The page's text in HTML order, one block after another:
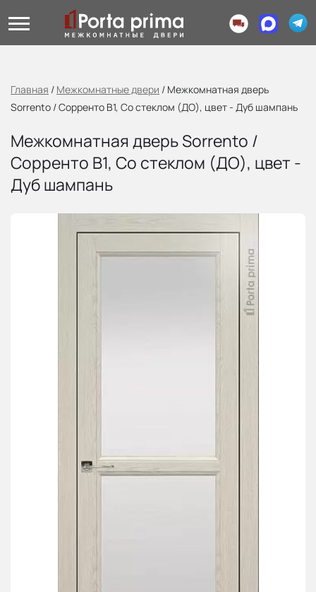
Главная / Межкомнатные двери / Межкомнатная дверь
Sorrento / Сорренто В1, Со стеклом (ДО), цвет - Дуб шампань
Межкомнатная дверь Sorrento /
Сорренто В1, Со стеклом (ДО), цвет -
Дуб шампань